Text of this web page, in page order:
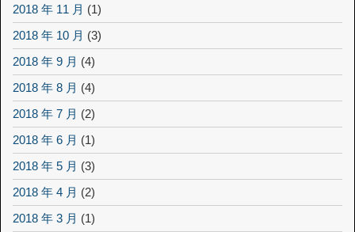
2018 年 11 月 (1)
2018 年 10 月 (3)
2018 年 9 月 (4)
2018 年 8 月 (4)
2018 年 7 月 (2)
2018 年 6 月 (1)
2018 年 5 月 (3)
2018 年 4 月 (2)
2018 年 3 月 (1)